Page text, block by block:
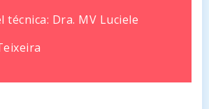
técnica: Dra. MV Luciele